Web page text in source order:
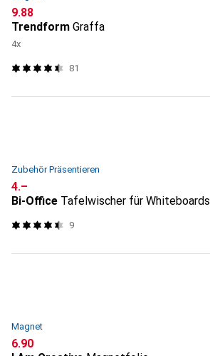
CHF
9.88
Trendform Graffa
4x
81
Zubehör Präsentieren
CHF
4.–
Bi-Office Tafelwischer für Whiteboards
9
Magnet
CHF
6.90